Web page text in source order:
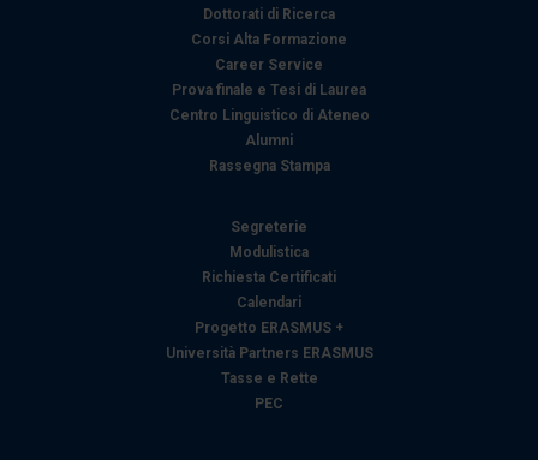
Dottorati di Ricerca
Corsi Alta Formazione
Career Service
Prova finale e Tesi di Laurea
Centro Linguistico di Ateneo
Alumni
Rassegna Stampa
Segreterie
Modulistica
Richiesta Certificati
Calendari
Progetto ERASMUS +
Università Partners ERASMUS
Tasse e Rette
PEC